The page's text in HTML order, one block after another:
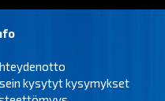
kysytyt kysymykset